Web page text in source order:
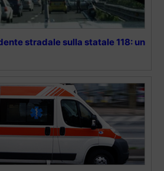
stradale sulla statale 118: un